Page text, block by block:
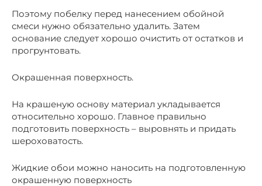
Поэтому побелку перед нанесением обойной
смеси нужно обязательно удалить. Затем
основание следует хорошо очистить от остатков и
прогрунтовать.
Окрашенная поверхность.
На крашеную основу материал укладывается
относительно хорошо. Главное правильно
подготовить поверхность – выровнять и придать
шероховатость.
Жидкие обои можно наносить на подготовленную
окрашенную поверхность